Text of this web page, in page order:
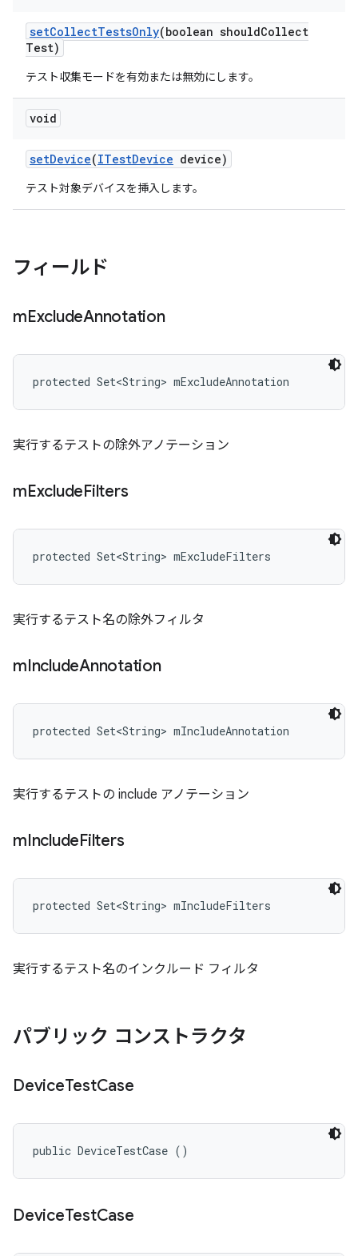
setCollectTestsOnly(boolean shouldCollect
Test)
テスト収集モードを有効または無効にします。
void
setDevice(ITestDevice device)
テスト対象デバイスを挿入します。
フィールド
mExcludeAnnotation
protected Set<String> mExcludeAnnotation
実行するテストの除外アノテーション
mExcludeFilters
protected Set<String> mExcludeFilters
実行するテスト名の除外フィルタ
mIncludeAnnotation
protected Set<String> mIncludeAnnotation
実行するテストの include アノテーション
mIncludeFilters
protected Set<String> mIncludeFilters
実行するテスト名のインクルード フィルタ
パブリック コンストラクタ
DeviceTestCase
public DeviceTestCase ()
DeviceTestCase